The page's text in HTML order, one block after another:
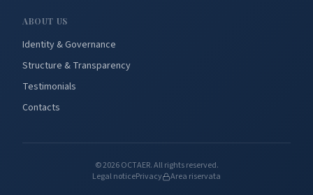
ABOUT US
Identity & Governance
Structure & Transparency
Testimonials
Contacts
©2026OCTAER.All rights reserved.
Legal noticePrivacy Area riservata